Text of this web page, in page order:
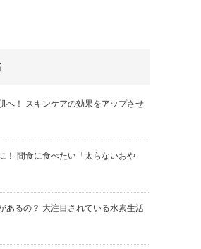
へ！ スキンケアの効果をアップさせ
！ 間食に食べたい「太らないおや
あるの？ 大注目されている水素生活